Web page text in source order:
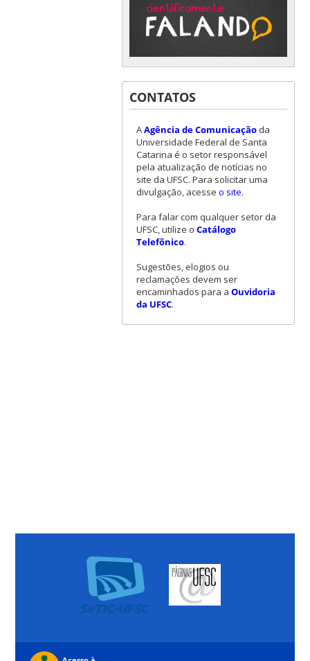
CONTATOS
AAgência de Comunicaçãoda
Universidade Federal de Santa
Catarina é o setor responsável
pela atualização de notícias no
site da UFSC. Para solicitar uma
divulgação, acesse o site.
Para falar com qualquer setor da
UFSC, utilize o Catálogo
Telefônico.
Sugestões, elogios ou
reclamações devem ser
encaminhados para a Ouvidoria
da UFSC.